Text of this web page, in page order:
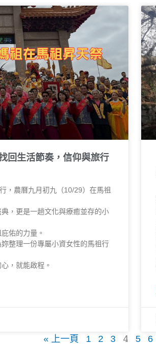
回生活節奏，信仰與旅行
，農曆九月初九（10/29）在馬祖
，更是一趟文化與療癒並存的小
佑的力量。
整理一份專屬小資女性的馬祖行
，就能啟程。
« 上一頁 1 2 3 4 5 6